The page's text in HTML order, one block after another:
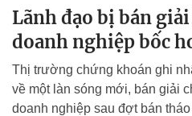
Lãnh đạo bị bán
doanh nghiệp bốc
Thị trường chứng khoán ghi
về một làn sóng mới, bán giải
doanh nghiệp sau đợt bán